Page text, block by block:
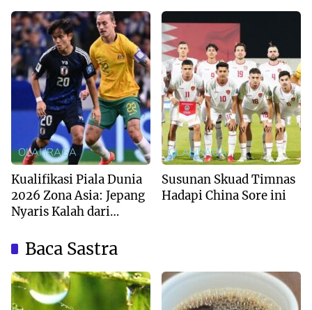
OLAHRAGA
Kualifikasi Piala Dunia
2026 Zona Asia: Jepang
Nyaris Kalah dari
OLAHRAGA
Susunan Skuad Timnas
Hadapi China Sore ini
Baca Sastra